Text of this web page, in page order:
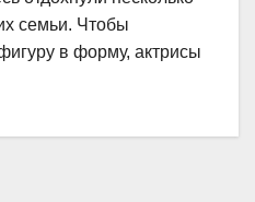
семьи. Чтобы
в форму, актрисы